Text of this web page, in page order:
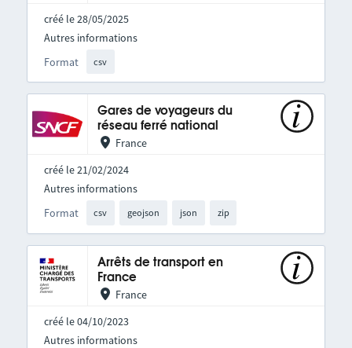
créé le 28/05/2025
Format csv
Autres informations
Gares de voyageurs du
réseau ferré national
France
créé le 21/02/2024
Format csv geojson json zip
Autres informations
Arrêts de transport en
France
France
créé le 04/10/2023
Autres informations